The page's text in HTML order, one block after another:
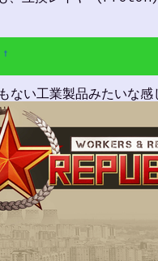
†
ない工業製品みたいな感